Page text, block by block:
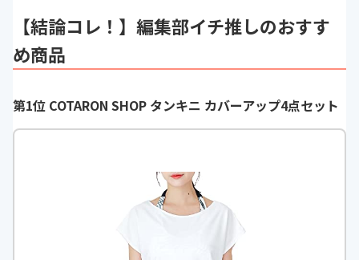
【結論コレ！】編集部イチ推しのおすす
め商品
第1位 COTARON SHOP タンキニ カバーアップ4点セット